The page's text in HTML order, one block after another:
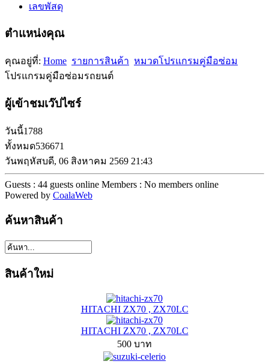
เลขพัสดุ
ตำแหน่งคุณ
คุณอยู่ที่: Home รายการสินค้า หมวดโปรแกรมคู่มือซ่อม
โปรแกรมคู่มือซ่อมรถยนต์
ผู้เข้าชมเว๊ปไซร์
วันนี้1788
ทั้งหมด536671
วันพฤหัสบดี, 06 สิงหาคม 2569 21:43
Guests : 44 guests online Members : No members online
Powered by CoalaWeb
ค้นหาสินค้า
สินค้าใหม่
HITACHI ZX70 , ZX70LC
HITACHI ZX70 , ZX70LC
500 บาท